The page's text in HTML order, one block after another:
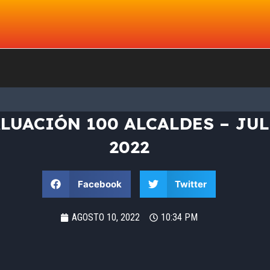
100 ALCALDES –
2022
Facebook Twitter
AGOSTO 10, 2022 10:34 PM